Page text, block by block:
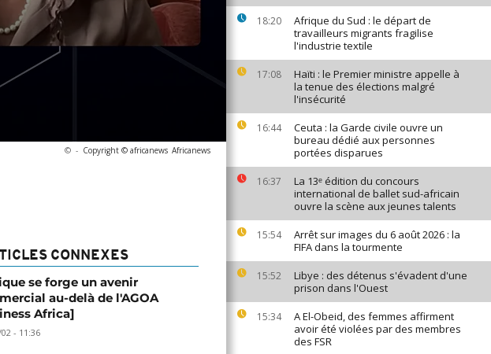
18:20
Afrique du Sud : le départ de
travailleurs migrants fragilise
l'industrie textile
17:08
Haïti : le Premier ministre appelle à
la tenue des élections malgré
l'insécurité
16:44
Ceuta : la Garde civile ouvre un
bureau dédié aux personnes
portées disparues
16:37
La 13ᵉ édition du concours
international de ballet sud-africain
ouvre la scène aux jeunes talents
15:54
Arrêt sur images du 6 août 2026 : la
FIFA dans la tourmente
15:52
Libye : des détenus s'évadent d'une
prison dans l'Ouest
15:34
A El-Obeid, des femmes affirment
avoir été violées par des membres
des FSR
© - Copyright © africanews Africanews
CONNEXES
se forge un avenir
au-delà de l'AGOA
Africa]
- 11:36